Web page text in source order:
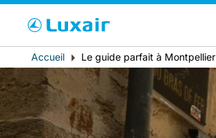
Pays de résidence
Fil
d'Ariane
Accueil Le guide parfait à Montpellier